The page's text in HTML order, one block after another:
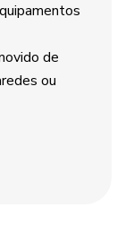
de
ou